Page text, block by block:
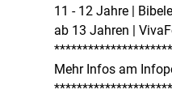
11 - 12 Jahre |
ab 13 Jahren |
Mehr Infos am